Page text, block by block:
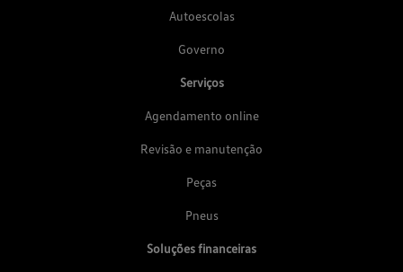
Autoescolas
Governo
Serviços
Agendamento online
Revisão e manutenção
Peças
Pneus
Soluções financeiras